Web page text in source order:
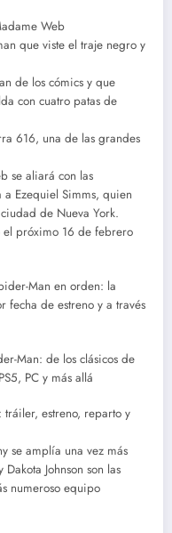
Web
que viste el traje negro y
de los cómics y que
con cuatro patas de
616, una de las grandes
se aliará con las
Ezequiel Simms, quien
de Nueva York.
el próximo 16 de febrero
Man en orden: la
fecha de estreno y a través
Man: de los clásicos de
PC y más allá
tráiler, estreno, reparto y
se amplía una vez más
Johnson son las
numeroso equipo